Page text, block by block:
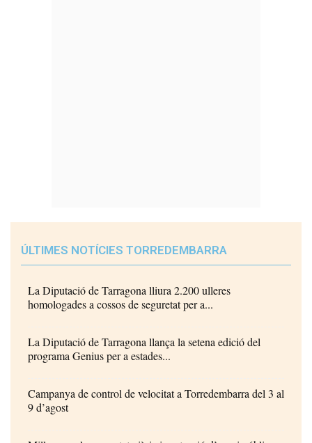
ÚLTIMES NOTÍCIES TORREDEMBARRA
La Diputació de Tarragona lliura 2.200 ulleres
homologades a cossos de seguretat per a...
La Diputació de Tarragona llança la setena edició del
programa Genius per a estades...
Campanya de control de velocitat a Torredembarra del 3 al
9 d’agost